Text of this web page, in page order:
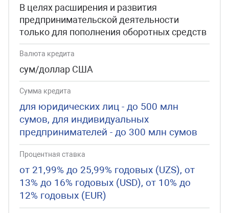
В целях расширения и развития
предпринимательской деятельности
только для пополнения оборотных средств
Валюта кредита
сум/доллар США
Сумма кредита
для юридических лиц - до 500 млн
сумов, для индивидуальных
предпринимателей - до 300 млн сумов
Процентная ставка
от 21,99% до 25,99% годовых (UZS), от
13% до 16% годовых (USD), от 10% до
12% годовых (EUR)